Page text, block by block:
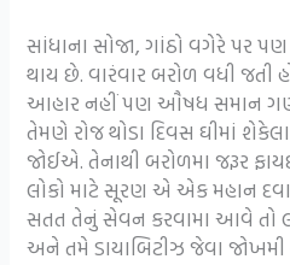
સાંધાના સોજા, ગાંઠો વગેરે પર
થાય છે. વારંવાર બરોળ વધી
આહાર નહીં પણ ઔષધ સમાન
તેમણે રોજ થોડા દિવસ ઘીમાં
જોઈએ. તેનાથી બરોળમા જરૂર
લોકો માટે સૂરણ એ એક મહાન
સતત તેનું સેવન કરવામા આવે તો
અને તમે ડાયાબિટીઝ જેવા